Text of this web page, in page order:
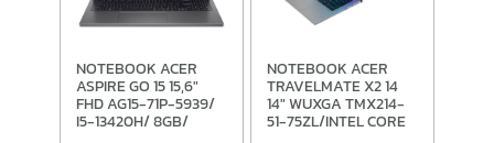
NOTEBOOK ACER
ASPIRE GO 15 15,6"
FHD AG15-71P-5939/
I5-13420H/ 8GB/
NOTEBOOK ACER
TRAVELMATE X2 14
14" WUXGA TMX214-
51-75ZL/INTEL CORE